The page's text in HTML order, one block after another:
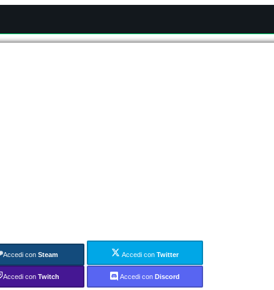
Accedi con Steam Accedi conTwitter
Accedi con Twitch Accedi con Discord